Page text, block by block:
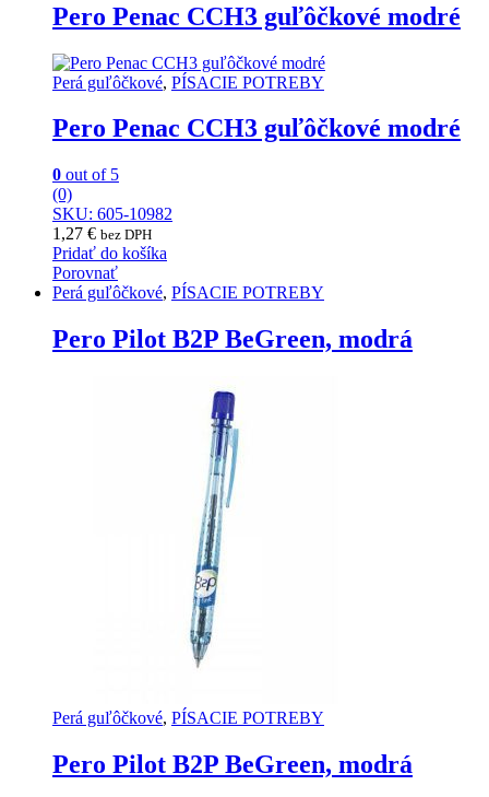
Pero Penac CCH3 guľôčkové modré
Perá guľôčkové, PÍSACIE POTREBY
Pero Penac CCH3 guľôčkové modré
0 out of 5
(0)
SKU: 605-10982
1,27 € bez DPH
Pridať do košíka
Porovnať
Perá guľôčkové, PÍSACIE POTREBY
Pero Pilot B2P BeGreen, modrá
Perá guľôčkové, PÍSACIE POTREBY
Pero Pilot B2P BeGreen, modrá